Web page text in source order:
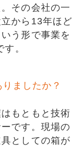
その会社の一
から13年ほど
う形で事業を
。
ましたか？
もともと技術
です。現場の
としての箱が